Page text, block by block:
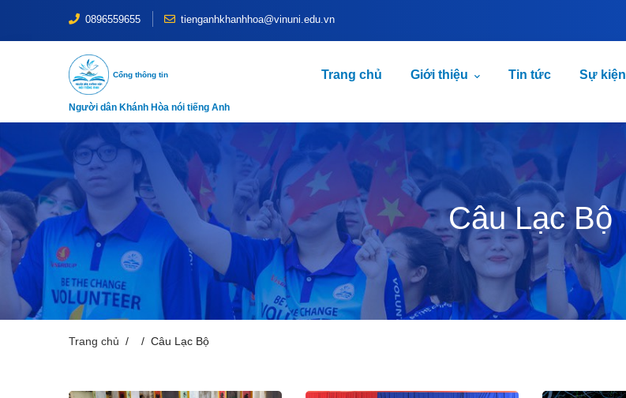
0896559655 tienganhkhanhhoa@vinuni.edu.vn
Cổng thông tin Trang chủ Giới thiệu Tin tức Sự kiện
Người dân Khánh Hòa nói tiếng Anh
Câu Lạc Bộ
Trang chủ Câu Lạc Bộ